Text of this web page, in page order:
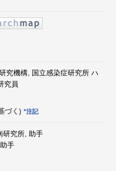
究機構, 国立感染症研究所 ハ
究員
づく) *注記
研究所, 助手
手